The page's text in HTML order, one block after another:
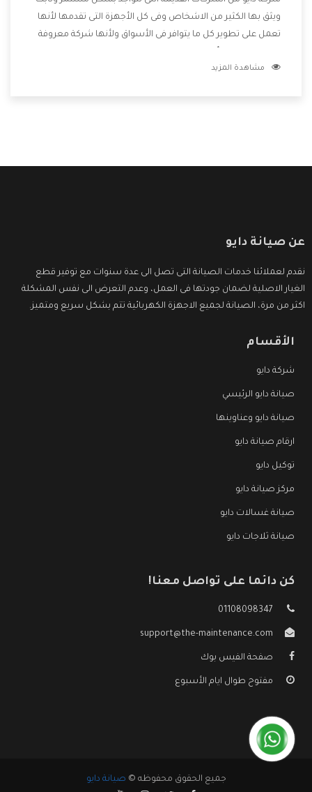
ويثق بها الكثير من الاشخاص وفى كل الأجهزة التى تقدمها لأنها
تعمل على تطوير كل ما يتوافر فى الأسواق ولأنها شركة معروفة
للعملاء أقوى العروض والخصومات التى تسهل على المستهلك
مشاهدة المزيد
عن صيانة دايو
نقدم لعملائنا خدمات الصيانة التى تصل الى عدة سنوات مع توفير قطع
الغيار الاصلية لضمان جودتها فى العمل، وعدم التعرض الى نفس المشكلة
اكثر من مرة، الصيانة لجميع الاجهزة الكهربائية تتم بشكل سريع ومتميز.
الأقسام
شركة دايو
صيانة دايو الرئيسي
صيانة دايو وعناوينها
ارقام صيانة دايو
توكيل دايو
مركز صيانة دايو
صيانة غسالات دايو
صيانة ثلاجات دايو
كن دائما على تواصل معنا!
01108098347
support@the-maintenance.com
صفحة الفيس بوك
مفتوح طوال ايام الأسبوع
جميع الحقوق محفوظه © صيانة دايو